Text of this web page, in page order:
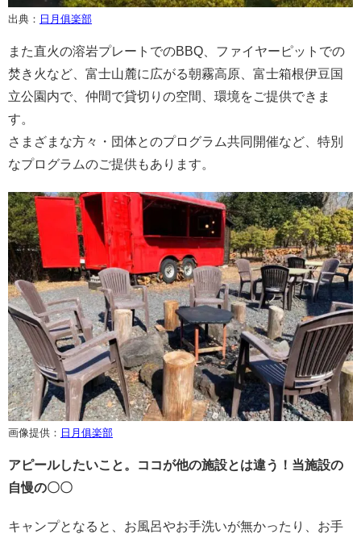
出典： 日月俱楽部
また直火の溶岩プレートでのBBQ、ファイヤーピットでの
焚き火など、富士山麓に広がる朝霧高原、富士箱根伊豆国
立公園内で、仲間で貸切りの空間、環境をご提供できま
す。
さまざまな方々・団体とのプログラム共同開催など、特別
なプログラムのご提供もあります。
画像提供： 日月俱楽部
アピールしたいこと。ココが他の施設とは違う！当施設の
自慢の〇〇
キャンプとなると、お風呂やお手洗いが無かったり、お手